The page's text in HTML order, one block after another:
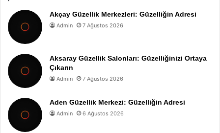
Akçay Güzellik Merkezleri: Güzelliğin Adresi
Admin 7 Ağustos 2026
Aksaray Güzellik Salonları: Güzelliğinizi Ortaya
Çıkarın
Admin 7 Ağustos 2026
Aden Güzellik Merkezi: Güzelliğin Adresi
Admin 6 Ağustos 2026